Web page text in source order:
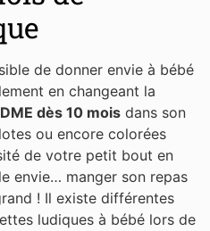
de donner envie à bébé
en changeant la
dès 10 mois dans son
ou encore colorées
de votre petit bout en
envie… manger son repas
! Il existe différentes
ludiques à bébé lors de